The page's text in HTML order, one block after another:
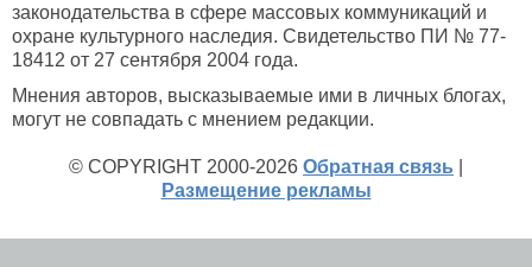
законодательства в сфере массовых коммуникаций и
охране культурного наследия. Свидетельство ПИ № 77-
18412 от 27 сентября 2004 года.
Мнения авторов, высказываемые ими в личных блогах,
могут не совпадать с мнением редакции.
© COPYRIGHT 2000-2026 Обратная связь
Размещение рекламы